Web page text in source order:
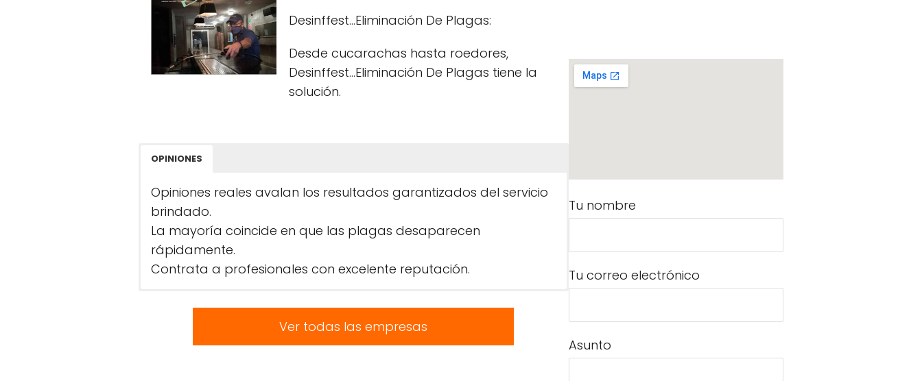
Desinffest...Eliminación De Plagas:
Desde cucarachas hasta roedores,
Desinffest...Eliminación De Plagas tiene la
solución.
OPINIONES
Opiniones reales avalan los resultados garantizados del servicio
brindado.
La mayoría coincide en que las plagas desaparecen
rápidamente.
Contrata a profesionales con excelente reputación.
Ver todas las empresas
Tu nombre
Tu correo electrónico
Asunto